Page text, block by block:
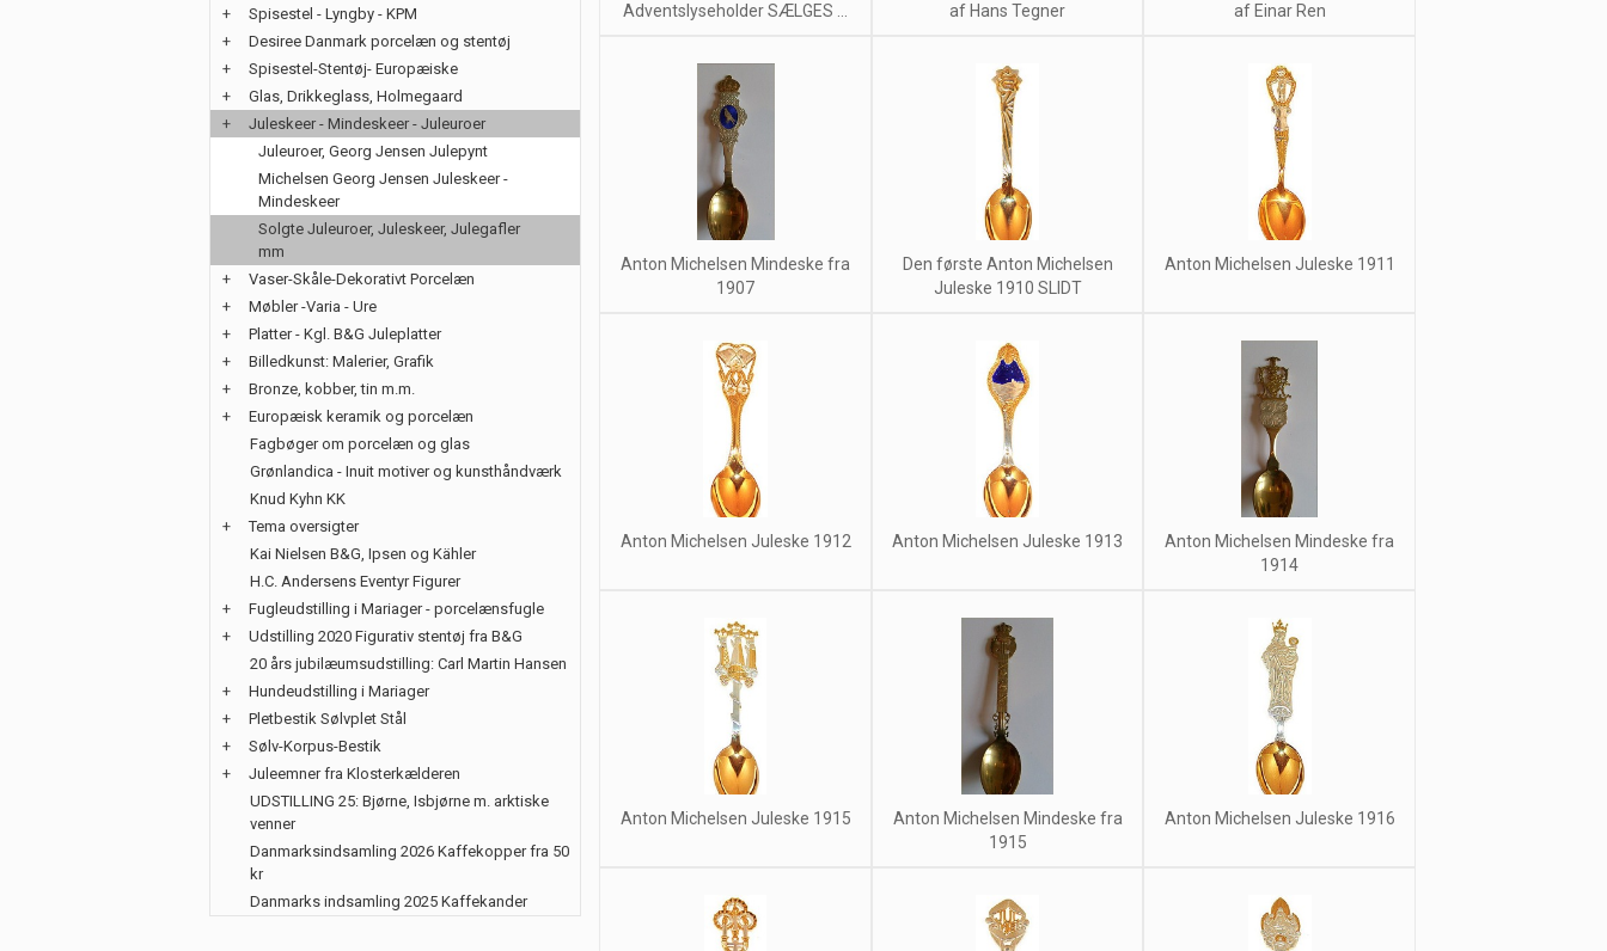
Adventslyseholder SÆLGES ...
af Hans Tegner
af Einar Ren
Anton Michelsen Mindeske fra
1907
Den første Anton Michelsen
Juleske 1910 SLIDT
Anton Michelsen Juleske 1911
Anton Michelsen Juleske 1912 Anton Michelsen Juleske 1913
Anton Michelsen Mindeske fra
1914
Anton Michelsen Juleske 1915
Anton Michelsen Mindeske fra
1915
Anton Michelsen Juleske 1916
+
Spisestel - Lyngby - KPM
+
Desiree Danmark porcelæn og stentøj
+
Spisestel-Stentøj- Europæiske
+
Glas, Drikkeglass, Holmegaard
+
Juleskeer - Mindeskeer - Juleuroer
Juleuroer, Georg Jensen Julepynt
Michelsen Georg Jensen Juleskeer -
Mindeskeer
Solgte Juleuroer, Juleskeer, Julegafler
mm
+
Vaser-Skåle-Dekorativt Porcelæn
+
Møbler -Varia - Ure
+
Platter - Kgl. B&G Juleplatter
+
Billedkunst: Malerier, Grafik
+
Bronze, kobber, tin m.m.
+
Europæisk keramik og porcelæn
Fagbøger om porcelæn og glas
Grønlandica - Inuit motiver og kunsthåndværk
Knud Kyhn KK
+
Tema oversigter
Kai Nielsen B&G, Ipsen og Kähler
H.C. Andersens Eventyr Figurer
+
Fugleudstilling i Mariager - porcelænsfugle
+
Udstilling 2020 Figurativ stentøj fra B&G
20 års jubilæumsudstilling: Carl Martin Hansen
+
Hundeudstilling i Mariager
+
Pletbestik Sølvplet Stål
+
Sølv-Korpus-Bestik
+
Juleemner fra Klosterkælderen
UDSTILLING 25: Bjørne, Isbjørne m. arktiske
venner
Danmarksindsamling 2026 Kaffekopper fra 50
kr
Danmarks indsamling 2025 Kaffekander